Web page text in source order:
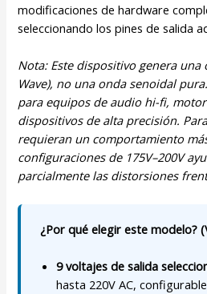
modificaciones de hardware
seleccionando los pines de salida
Nota: Este dispositivo genera una
Wave), no una onda senoidal
para equipos de audio hi-fi,
dispositivos de alta precisión.
requieran un comportamiento
configuraciones de 175V–200V
parcialmente las distorsiones
¿Por qué elegir este modelo?
9 voltajes de salida
hasta 220V AC,